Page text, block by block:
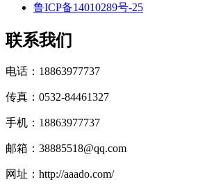
鲁ICP备14010289号-25
联系我们
电话：18863977737
传真：0532-84461327
手机：18863977737
邮箱：38885518@qq.com
网址：http://aaado.com/